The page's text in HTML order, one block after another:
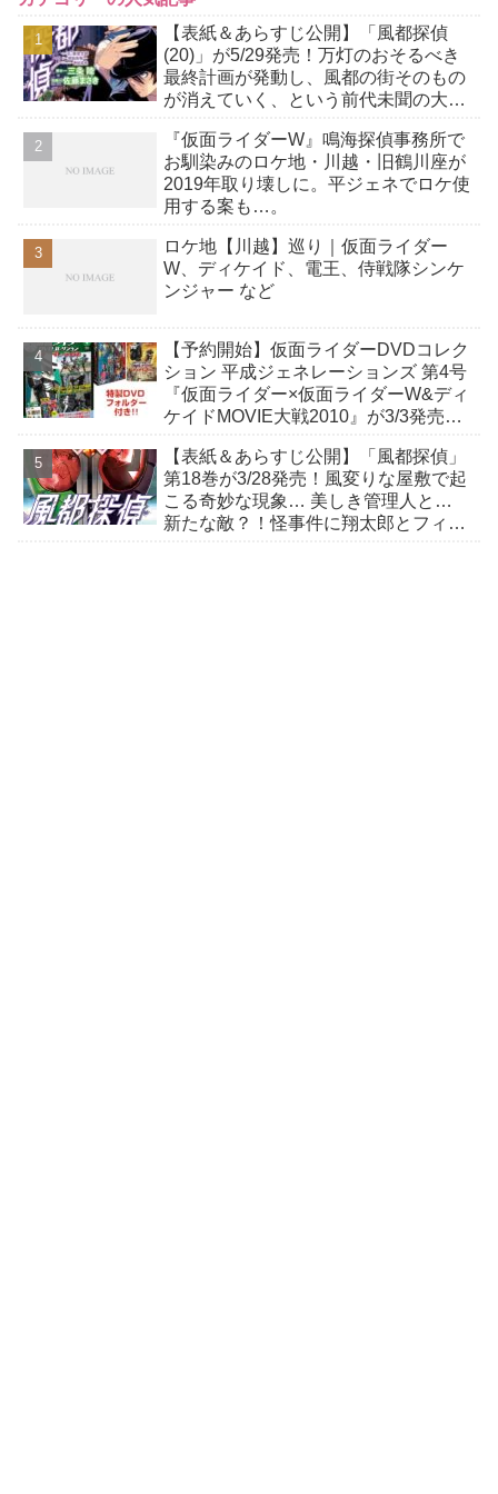
【表紙＆あらすじ公開】「風都探偵
(20)」が5/29発売！万灯のおそるべき
最終計画が発動し、風都の街そのもの
が消えていく、という前代未聞の大事
『仮面ライダーW』鳴海探偵事務所で
お馴染みのロケ地・川越・旧鶴川座が
2019年取り壊しに。平ジェネでロケ使
用する案も…。
ロケ地【川越】巡り｜仮面ライダー
W、ディケイド、電王、侍戦隊シンケ
ンジャー など
【予約開始】仮面ライダーDVDコレク
ション 平成ジェネレーションズ 第4号
『仮面ライダー×仮面ライダーW&ディ
ケイドMOVIE大戦2010』が3/3発売！
【表紙＆あらすじ公開】「風都探偵」
第18巻が3/28発売！風変りな屋敷で起
こる奇妙な現象… 美しき管理人と…
新たな敵？！怪事件に翔太郎とフィリ